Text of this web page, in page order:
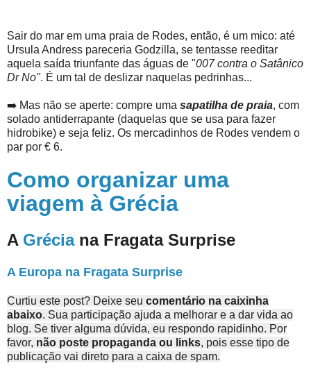
Sair do mar em uma praia de Rodes, então, é um mico: até
Ursula Andress pareceria Godzilla, se tentasse reeditar
aquela saída triunfante das águas de "007 contra o Satânico
Dr No". É um tal de deslizar naquelas pedrinhas...
➡️ Mas não se aperte: compre uma sapatilha de praia, com
solado antiderrapante (daquelas que se usa para fazer
hidrobike) e seja feliz. Os mercadinhos de Rodes vendem o
par por € 6.
Como organizar uma
viagem à Grécia
A Gréciana Fragata Surprise
A Europa na Fragata Surprise
Curtiu este post? Deixe seu comentário na caixinha
abaixo. Sua participação ajuda a melhorar e a dar vida ao
blog. Se tiver alguma dúvida, eu respondo rapidinho. Por
favor, não poste propaganda ou links, pois esse tipo de
publicação vai direto para a caixa de spam.